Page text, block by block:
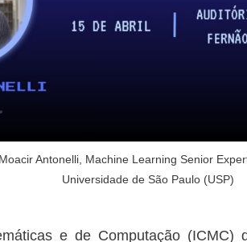
Antonelli, Machine Learning Senior
Universidade de São Paulo (USP)
e de Computação